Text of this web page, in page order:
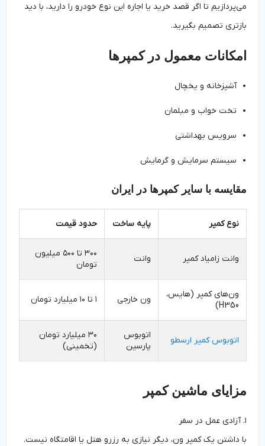
می‌پردازیم تا اگر قصد خرید یا اجاره این نوع خودرو را دارید، با دید
بازتری تصمیم بگیرید.
امکانات معمول در کمپرها
آشپزخانه و یخچال
تخت خواب و مبلمان
سرویس بهداشتی
سیستم سرمایش و گرمایش
مقایسه با سایر کمپرها در ایران
نوع کمپر پایه ساخت حدود قیمت
وانت زامیاد کمپر
۳۰۰ تا ۵۰۰ میلیون
تومان
ون‌های کمپر (هایس،
H350)
ون خارجی
اتوبوس کمپر ارسطو
اتوبوس
پارسین
۳۰ میلیارد تومان
(تخمینی)
مزایای ماشین کمپر
با داشتن یک کمپر ون، دیگر نیازی به رزرو هتل یا اقامتگاه نیست.